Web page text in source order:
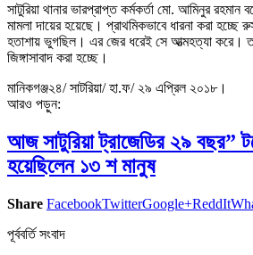
সাটুরিয়া থানার ভারপ্রাপ্ত কর্মকর্তা মো. আমিনুর রহমান
মামলা দায়ের হয়েছে। প্রাথমিকভাবে ধারনা করা হচ্ছে
হতাশায় ভুগছিল। এর জের ধরেই সে আত্মহত্যা করে।
জিঙ্গাসাবাদ করা হচ্ছে।
মানিকগঞ্জ২৪/ সাটরিয়া/ হা.ফ/ ২৯ এপ্রিল ২০১৮।
আরও পড়ুন:
আজ সাটুরিয়া ট্রাজেডির ২৯ বছর”
হয়েছিলেন ১৩ শ মানুষ
Share FacebookTwitterGoogle+ReddIt
পূর্ববর্তি সংবাদ